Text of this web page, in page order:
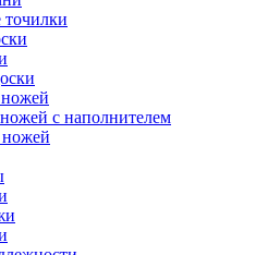
точилки
ножей
с наполнителем
ножей